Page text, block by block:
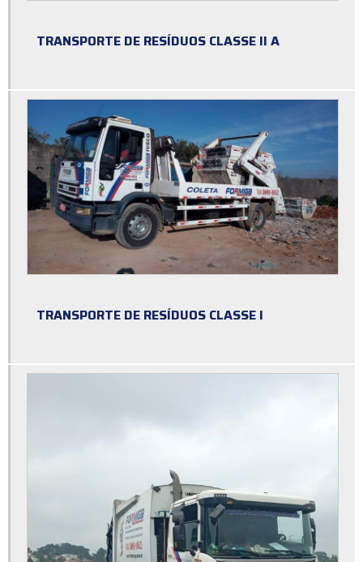
Caçamba de entulho preço aluguel
Caçamba de entulho valor do aluguel
Caçamba de entulho zona sul
Caçamba entulho construção civil
Caçamba estacionária para entulho
Caçamba estacionária valor
Caçamba para alugar sp
Caçamba para material de construção
Caçambas estacionárias em osasco
Caçambas estacionárias em são paulo
TRANSPORTE DE RESÍDUOS CLASSE II A
TRANSPORTE DE RESÍDUOS CLASSE I